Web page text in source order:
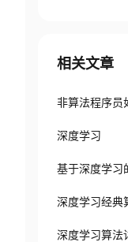
相关文章
非算法程序员
深度学习
基于深度学习
深度学习经典
深度学习算法